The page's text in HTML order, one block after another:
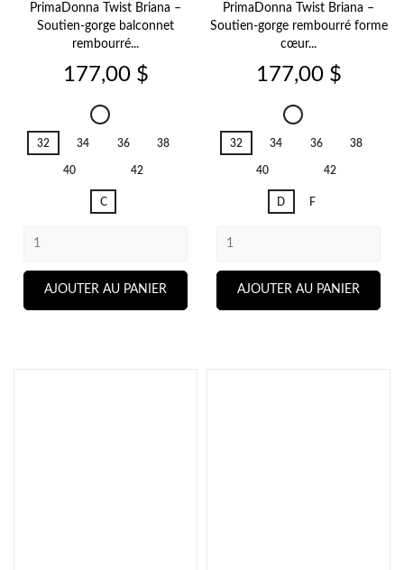
PrimaDonna Twist Briana –
Soutien-gorge balconnet
rembourré...
Prix
177,00 $
Briana
Pink
32 34 36 38
40 42
C
AJOUTER AU PANIER
PrimaDonna Twist Briana –
Soutien-gorge rembourré forme
cœur...
Prix
177,00 $
Briana
Pink
32 34 36 38
40 42
D F
AJOUTER AU PANIER